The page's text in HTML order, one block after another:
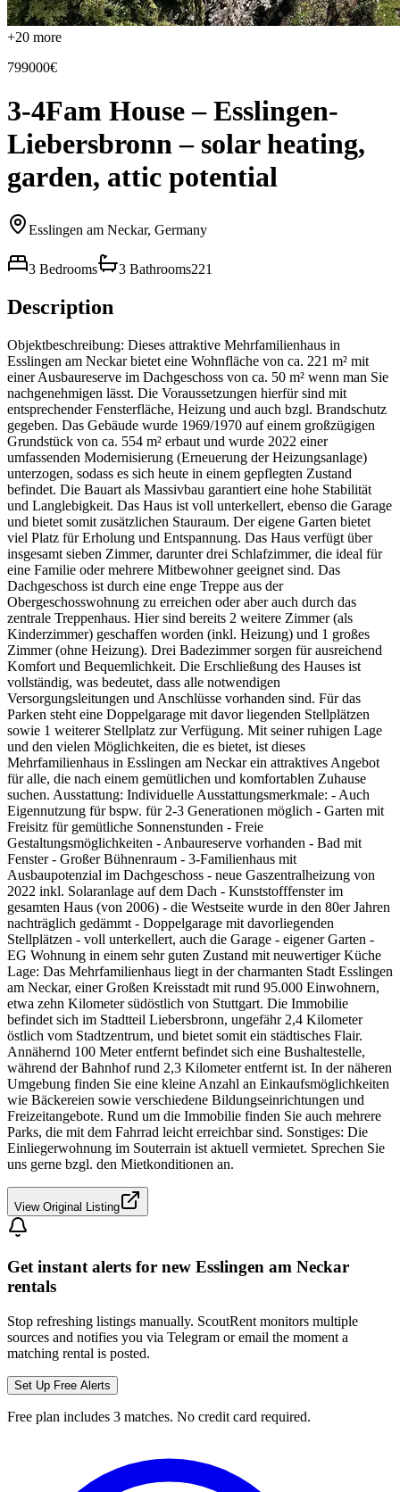
+20 more
799000€
3-4Fam House – Esslingen-
Liebersbronn – solar heating,
garden, attic potential
Esslingen am Neckar, Germany
3 Bedrooms 3 Bathrooms221
Description
Objektbeschreibung: Dieses attraktive Mehrfamilienhaus in
Esslingen am Neckar bietet eine Wohnfläche von ca. 221 m² mit
einer Ausbaureserve im Dachgeschoss von ca. 50 m² wenn man Sie
nachgenehmigen lässt. Die Voraussetzungen hierfür sind mit
entsprechender Fensterfläche, Heizung und auch bzgl. Brandschutz
gegeben. Das Gebäude wurde 1969/1970 auf einem großzügigen
Grundstück von ca. 554 m² erbaut und wurde 2022 einer
umfassenden Modernisierung (Erneuerung der Heizungsanlage)
unterzogen, sodass es sich heute in einem gepflegten Zustand
befindet. Die Bauart als Massivbau garantiert eine hohe Stabilität
und Langlebigkeit. Das Haus ist voll unterkellert, ebenso die Garage
und bietet somit zusätzlichen Stauraum. Der eigene Garten bietet
viel Platz für Erholung und Entspannung. Das Haus verfügt über
insgesamt sieben Zimmer, darunter drei Schlafzimmer, die ideal für
eine Familie oder mehrere Mitbewohner geeignet sind. Das
Dachgeschoss ist durch eine enge Treppe aus der
Obergeschosswohnung zu erreichen oder aber auch durch das
zentrale Treppenhaus. Hier sind bereits 2 weitere Zimmer (als
Kinderzimmer) geschaffen worden (inkl. Heizung) und 1 großes
Zimmer (ohne Heizung). Drei Badezimmer sorgen für ausreichend
Komfort und Bequemlichkeit. Die Erschließung des Hauses ist
vollständig, was bedeutet, dass alle notwendigen
Versorgungsleitungen und Anschlüsse vorhanden sind. Für das
Parken steht eine Doppelgarage mit davor liegenden Stellplätzen
sowie 1 weiterer Stellplatz zur Verfügung. Mit seiner ruhigen Lage
und den vielen Möglichkeiten, die es bietet, ist dieses
Mehrfamilienhaus in Esslingen am Neckar ein attraktives Angebot
für alle, die nach einem gemütlichen und komfortablen Zuhause
suchen. Ausstattung: Individuelle Ausstattungsmerkmale: - Auch
Eigennutzung für bspw. für 2-3 Generationen möglich - Garten mit
Freisitz für gemütliche Sonnenstunden - Freie
Gestaltungsmöglichkeiten - Anbaureserve vorhanden - Bad mit
Fenster - Großer Bühnenraum - 3-Familienhaus mit
Ausbaupotenzial im Dachgeschoss - neue Gaszentralheizung von
2022 inkl. Solaranlage auf dem Dach - Kunststofffenster im
gesamten Haus (von 2006) - die Westseite wurde in den 80er Jahren
nachträglich gedämmt - Doppelgarage mit davorliegenden
Stellplätzen - voll unterkellert, auch die Garage - eigener Garten -
EG Wohnung in einem sehr guten Zustand mit neuwertiger Küche
Lage: Das Mehrfamilienhaus liegt in der charmanten Stadt Esslingen
am Neckar, einer Großen Kreisstadt mit rund 95.000 Einwohnern,
etwa zehn Kilometer südöstlich von Stuttgart. Die Immobilie
befindet sich im Stadtteil Liebersbronn, ungefähr 2,4 Kilometer
östlich vom Stadtzentrum, und bietet somit ein städtisches Flair.
Annähernd 100 Meter entfernt befindet sich eine Bushaltestelle,
während der Bahnhof rund 2,3 Kilometer entfernt ist. In der näheren
Umgebung finden Sie eine kleine Anzahl an Einkaufsmöglichkeiten
wie Bäckereien sowie verschiedene Bildungseinrichtungen und
Freizeitangebote. Rund um die Immobilie finden Sie auch mehrere
Parks, die mit dem Fahrrad leicht erreichbar sind. Sonstiges: Die
Einliegerwohnung im Souterrain ist aktuell vermietet. Sprechen Sie
uns gerne bzgl. den Mietkonditionen an.
View Original Listing
Get instant alerts for new Esslingen am Neckar
rentals
Stop refreshing listings manually. ScoutRent monitors multiple
sources and notifies you via Telegram or email the moment a
matching rental is posted.
Set Up Free Alerts
Free plan includes 3 matches. No credit card required.